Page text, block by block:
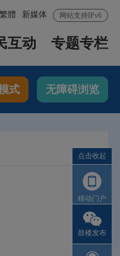
网站支持IPv6
新媒体
繁體
互动 专题专栏
式 无障碍浏览
点击收起
移动门户
鼓楼发布